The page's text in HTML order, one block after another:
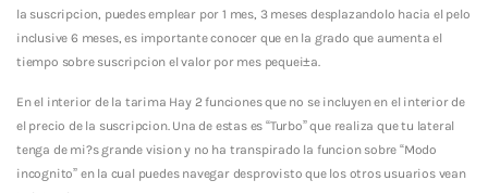
la suscripcion, puedes emplear por 1 mes, 3 meses desplazandolo hacia el pelo
inclusive 6 meses, es importante conocer que en la grado que aumenta el
tiempo sobre suscripcion el valor por mes pequei±a.
En el interior de la tarima Hay 2 funciones que no se incluyen en el interior de
el precio de la suscripcion. Una de estas es “Turbo” que realiza que tu lateral
tenga de mi?s grande vision y no ha transpirado la funcion sobre “Modo
incognito” en la cual puedes navegar desprovisto que los otros usuarios vean